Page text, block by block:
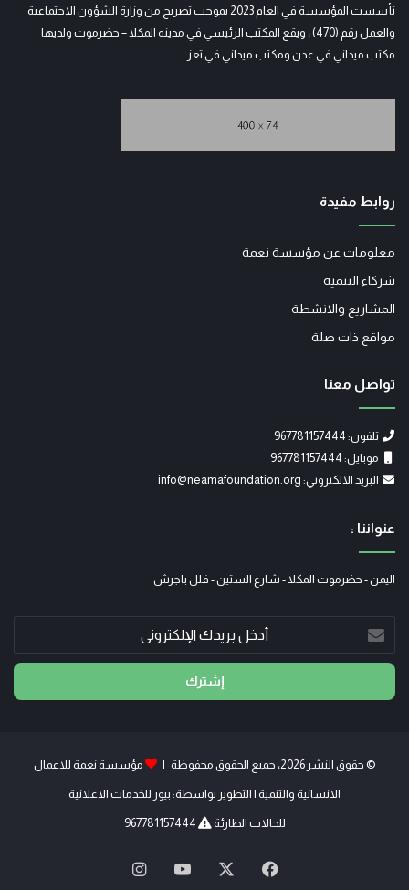
تأسست المؤسسة في العام 2023 بموجب تصريح من وزارة الشؤون الاجتماعية
والعمل رقم (470) ، ويقع المكتب الرئيسي في مدينه المكلا – حضرموت ولديها
مكتب ميداني في عدن ومكتب ميداني في تعز.
روابط مفيدة
معلومات عن مؤسسة نعمة
شركاء التنمية
المشاريع والانشطة
مواقع ذات صلة
تواصل معنا
تلفون: 967781157444
موبايل: 967781157444
البريد الالكتروني: info@neamafoundation.org
عنواننا :
اليمن - حضرموت المكلا - شارع الستين - فلل باجرش
بريدك
الإلكتروني
© حقوق النشر 2026، جميع الحقوق محفوظة | مؤسسة نعمة للاعمال
الانسانية والتنمية | التطوير بواسطة: بيور للخدمات الاعلانية
للحالات الطارئة
فيسبوك يوتيوب